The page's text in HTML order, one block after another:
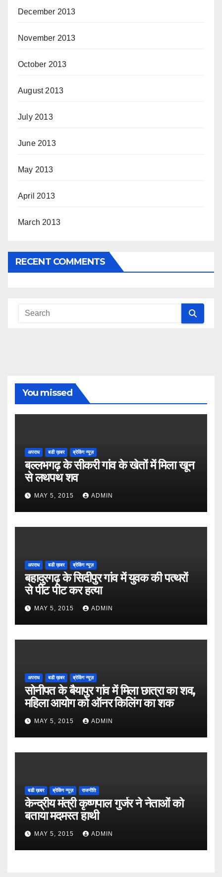
December 2013
November 2013
October 2013
August 2013
July 2013
June 2013
May 2013
April 2013
March 2013
RECENT COMMENTS
You missed
अपराध बडी ख़बर ब्रेकिंग न्यूज़
बल्लभगढ़ के सीकरी गांव के खेतों में मिला खून
से लथपथ शव
MAY 5, 2015 ADMIN
अपराध बडी ख़बर ब्रेकिंग न्यूज़
बहादुरगढ़ के सिदीपुर गांव में युवक की पत्थरों
से पीट पीट कर हत्या
MAY 5, 2015 ADMIN
अपराध बडी ख़बर ब्रेकिंग न्यूज़
सोनीपत के बैयापुर गांव में मिला छात्रा का शव,
महिला आयोग को ऑनर किलिंग का शक
MAY 5, 2015 ADMIN
बडी ख़बर ब्रेकिंग न्यूज़ राजनीति
केन्द्रीय मंत्री कृष्णपाल गुर्जर ने नेताओं को
बताया मदमस्त हाथी
MAY 5, 2015 ADMIN